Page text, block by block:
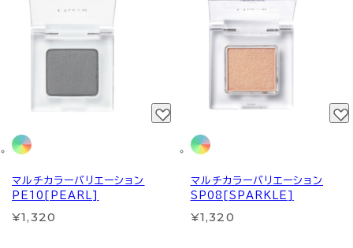
マルチカラーバリエーション
PE10[PEARL]
¥1,320
マルチカラーバリエーション
SP08[SPARKLE]
¥1,320